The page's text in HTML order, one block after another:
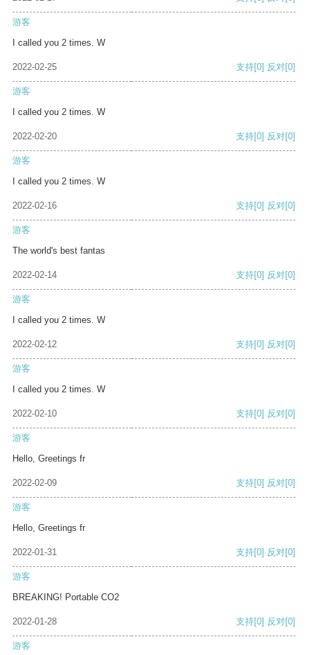
游客
I called you 2 times. W
2022-02-25 支持[0] 反对[0]
游客
I called you 2 times. W
2022-02-20 支持[0] 反对[0]
游客
I called you 2 times. W
2022-02-16 支持[0] 反对[0]
游客
The world's best fantas
2022-02-14 支持[0] 反对[0]
游客
I called you 2 times. W
2022-02-12 支持[0] 反对[0]
游客
I called you 2 times. W
2022-02-10 支持[0] 反对[0]
游客
Hello, Greetings fr
2022-02-09 支持[0] 反对[0]
游客
Hello, Greetings fr
2022-01-31 支持[0] 反对[0]
游客
BREAKING! Portable CO2
2022-01-28 支持[0] 反对[0]
游客